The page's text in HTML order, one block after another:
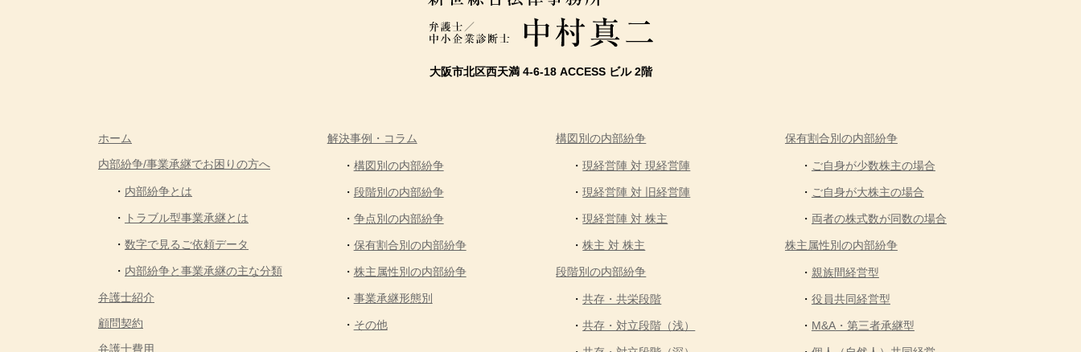
大阪市北区西天満 4-6-18 ACCESS ビル 2階
ホーム
内部紛争/事業承継でお困りの方へ
内部紛争とは
トラブル型事業承継とは
数字で見るご依頼データ
内部紛争と事業承継の主な分類
弁護士紹介
顧問契約
弁護士費用
解決事例・コラム
構図別の内部紛争
段階別の内部紛争
争点別の内部紛争
保有割合別の内部紛争
株主属性別の内部紛争
事業承継形態別
その他
構図別の内部紛争
現経営陣 対 現経営陣
現経営陣 対 旧経営陣
現経営陣 対 株主
株主 対 株主
段階別の内部紛争
共存・共栄段階
共存・対立段階（浅）
保有割合別の内部紛争
ご自身が少数株主の場合
ご自身が大株主の場合
両者の株式数が同数の場合
株主属性別の内部紛争
親族間経営型
役員共同経営型
M&A・第三者承継型